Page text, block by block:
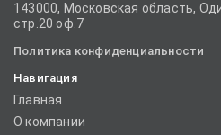
143000, Московская область,
стр.20 оф.7
Политика конфиденциальности
Навигация
Главная
О компании